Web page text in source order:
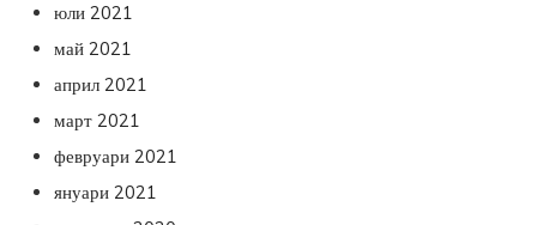
юли 2021
май 2021
април 2021
март 2021
февруари 2021
януари 2021